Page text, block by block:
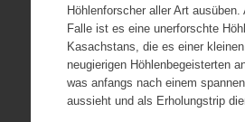
Höhlenforscher aller Art
Falle ist es eine unerforschte
Kasachstans, die es einer
neugierigen Höhlenbegeisterten
was anfangs nach einem
aussieht und als Erholungstrip